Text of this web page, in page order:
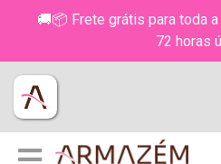
🚚📦 Frete grátis para toda
72 horas